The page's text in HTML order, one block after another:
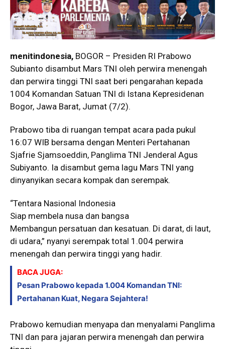
menitindonesia, BOGOR – Presiden RI Prabowo
Subianto disambut Mars TNI oleh perwira menengah
dan perwira tinggi TNI saat beri pengarahan kepada
1004 Komandan Satuan TNI di Istana Kepresidenan
Bogor, Jawa Barat, Jumat (7/2).
Prabowo tiba di ruangan tempat acara pada pukul
16:07 WIB bersama dengan Menteri Pertahanan
Sjafrie Sjamsoeddin, Panglima TNI Jenderal Agus
Subiyanto. Ia disambut gema lagu Mars TNI yang
dinyanyikan secara kompak dan serempak.
“Tentara Nasional Indonesia
Siap membela nusa dan bangsa
Membangun persatuan dan kesatuan. Di darat, di laut,
di udara,” nyanyi serempak total 1.004 perwira
menengah dan perwira tinggi yang hadir.
BACA JUGA:
Pesan Prabowo kepada 1.004 Komandan TNI:
Pertahanan Kuat, Negara Sejahtera!
Prabowo kemudian menyapa dan menyalami Panglima
TNI dan para jajaran perwira menengah dan perwira